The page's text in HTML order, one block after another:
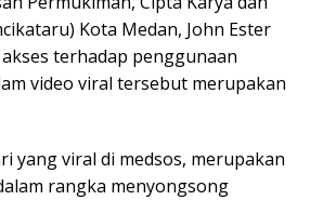
Kota Medan, John Ester
terhadap penggunaan
video viral tersebut merupakan
yang viral di medsos, merupakan
rangka menyongsong